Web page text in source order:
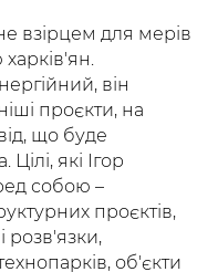
взірцем для мерів
харків'ян.
він
проєкти, на
що буде
які Ігор
собою –
проєктів,
розв'язки,
об'єкти